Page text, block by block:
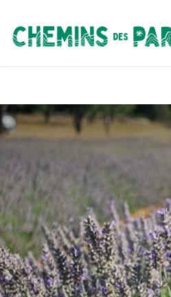
Chemins des